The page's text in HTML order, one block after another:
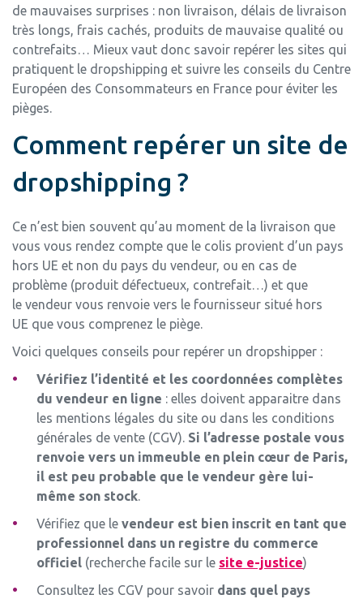
de mauvaises surprises : non livraison, délais de livraison
très longs, frais cachés, produits de mauvaise qualité ou
contrefaits… Mieux vaut donc savoir repérer les sites qui
pratiquent le dropshipping et suivre les conseils du Centre
Européen des Consommateurs en France pour éviter les
pièges.
Comment repérer un site de
dropshipping ?
Ce n’est bien souvent qu’au moment de la livraison que
vous vous rendez compte que le colis provient d’un pays
hors UE et non du pays du vendeur, ou en cas de
problème (produit défectueux, contrefait…) et que
le vendeur vous renvoie vers le fournisseur situé hors
UE que vous comprenez le piège.
Voici quelques conseils pour repérer un dropshipper :
Vérifiez l’identité et les coordonnées complètes
du vendeur en ligne : elles doivent apparaitre dans
les mentions légales du site ou dans les conditions
générales de vente (CGV). Si l’adresse postale vous
renvoie vers un immeuble en plein cœur de Paris,
il est peu probable que le vendeur gère lui-
même son stock.
Vérifiez que le vendeur est bien inscrit en tant que
professionnel dans un registre du commerce
officiel (recherche facile sur le site e-justice)
Consultez les CGV pour savoir dans quel pays